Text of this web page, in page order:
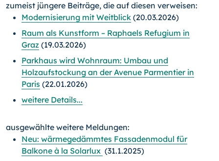
zumeist jüngere Beiträge, die auf diesen verweisen:
Modernisierung mit Weitblick (20.03.2026)
Raum als Kunstform – Raphaels Refugium in
Graz (19.03.2026)
Parkhaus wird Wohnraum: Umbau und
Holzaufstockung an der Avenue Parmentier in
Paris (22.01.2026)
weitere Details...
ausgewählte weitere Meldungen:
Neu: wärmegedämmtes Fassadenmodul für
Balkone à la Solarlux (31.1.2025)